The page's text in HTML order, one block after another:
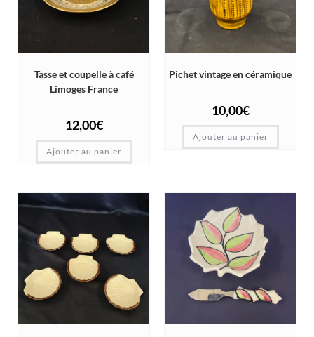
Tasse et coupelle à café
Limoges France
12,00€
Ajouter au panier
Pichet vintage en céramique
10,00€
Ajouter au panier